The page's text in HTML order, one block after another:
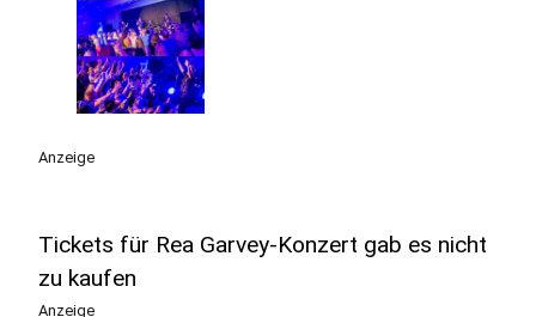
Anzeige
Tickets für Rea Garvey-Konzert gab es nicht
zu kaufen
Anzeige